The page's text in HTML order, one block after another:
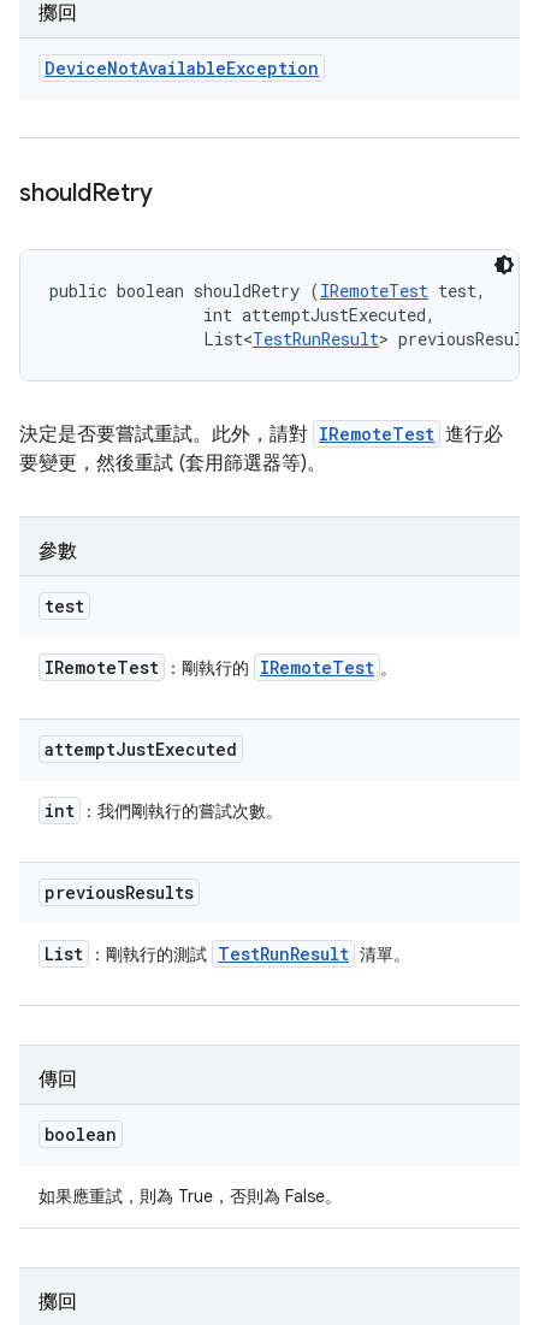
擲回
DeviceNotAvailableException
shouldRetry
public boolean shouldRetry (IRemoteTest test,
                int attemptJustExecuted,
                List<
TestRunResult>
決定是否要嘗試重試。此外，請對 IRemoteTest 進行必
要變更，然後重試 (套用篩選器等)。
參數
test
IRemoteTest ：剛執行的 IRemoteTest 。
attemptJustExecuted
int ：我們剛執行的嘗試次數。
previousResults
List ：剛執行的測試 TestRunResult 清單。
傳回
boolean
如果應重試，則為 True，否則為 False。
擲回